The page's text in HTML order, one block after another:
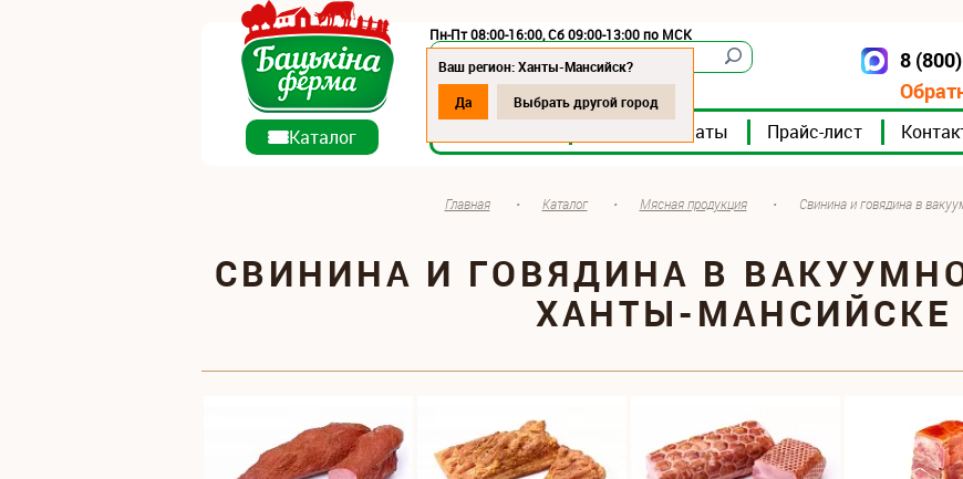
Пн-Пт 08:00-16:00, Сб 09:00-13:00 по МСК
Мясокомбинаты Прайс-лист
8
Ваш регион: Ханты-Мансийск?
Да
Выбрать другой город
Каталог
Главная • Каталог • Мясная продукция • Свинина и говядина в
СВИНИНА И ГОВЯДИНА В
ХАНТЫ-МАНСИЙСКЕ